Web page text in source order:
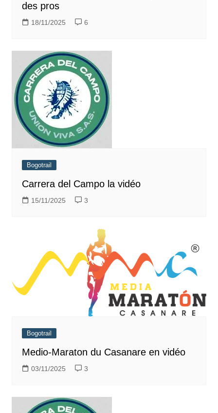
des pros
18/11/2025 6
Bogotrail
Carrera del Campo la vidéo
15/11/2025 3
Bogotrail
Medio-Maraton du Casanare en vidéo
03/11/2025 3